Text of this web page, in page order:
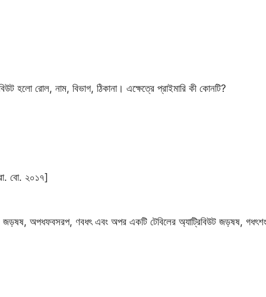
হলো রোল, নাম, বিভাগ, ঠিকানা। এক্ষেত্রে প্রাইমারি কী কোনটি?
বো. ২০১৭]
জড়ষষ, অপধফবসরপ, ণবধৎ এবং অপর একটি টেবিলের অ্যাট্রিবিউট জড়ষষ,